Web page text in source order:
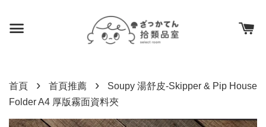
首頁 › 首頁推薦 ›
Soupy 湯舒皮-Skipper & Pip House
Folder A4 厚版霧面資料夾